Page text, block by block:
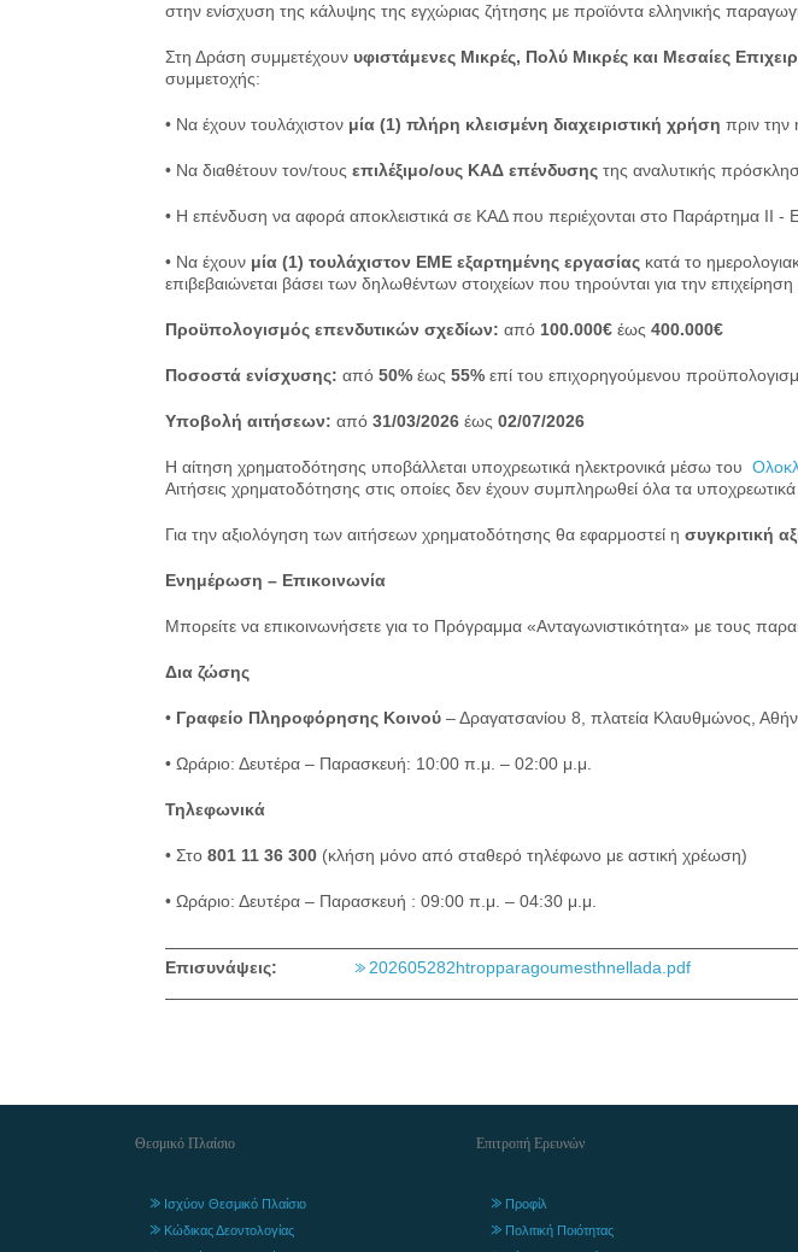
στην ενίσχυση της κάλυψης της εγχώριας ζήτησης με προϊόντα ελληνικής
Στη Δράση συμμετέχουν υφιστάμενες Μικρές, Πολύ Μικρές και Μεσαίες
συμμετοχής:
• Να έχουν τουλάχιστον μία (1) πλήρη κλεισμένη διαχειριστική χρήση πριν την
• Να διαθέτουν τον/τους επιλέξιμο/ους ΚΑΔ επένδυσης της αναλυτικής
• Η επένδυση να αφορά αποκλειστικά σε ΚΑΔ που περιέχονται στο Παράρτημα
• Να έχουν μία (1) τουλάχιστον ΕΜΕ εξαρτημένης εργασίας κατά το
επιβεβαιώνεται βάσει των δηλωθέντων στοιχείων που τηρούνται για την
Προϋπολογισμός επενδυτικών σχεδίων: από 100.000€ έως 400.000€
Ποσοστά ενίσχυσης: από 50% έως 55% επί του επιχορηγούμενου
Υποβολή αιτήσεων: από 31/03/2026 έως 02/07/2026
Η αίτηση χρηματοδότησης υποβάλλεται υποχρεωτικά ηλεκτρονικά μέσω του
Αιτήσεις χρηματοδότησης στις οποίες δεν έχουν συμπληρωθεί όλα τα
Για την αξιολόγηση των αιτήσεων χρηματοδότησης θα εφαρμοστεί η συγκριτική
Ενημέρωση – Επικοινωνία
Μπορείτε να επικοινωνήσετε για το Πρόγραμμα «Ανταγωνιστικότητα» με τους
Δια ζώσης
• Γραφείο Πληροφόρησης Κοινού – Δραγατσανίου 8, πλατεία Κλαυθμώνος,
• Ωράριο: Δευτέρα – Παρασκευή: 10:00 π.μ. – 02:00 μ.μ.
Τηλεφωνικά
• Στο 801 11 36 300 (κλήση μόνο από σταθερό τηλέφωνο με αστική χρέωση)
• Ωράριο: Δευτέρα – Παρασκευή : 09:00 π.μ. – 04:30 μ.μ.
Επισυνάψεις: 202605282htropparagoumesthnellada.pdf
Θεσμικό Πλαίσιο
Ισχύον Θεσμικό Πλαίσιο
Κώδικας Δεοντολογίας
Επιτροπή Ερευνών
Προφίλ
Πολιτική Ποιότητας